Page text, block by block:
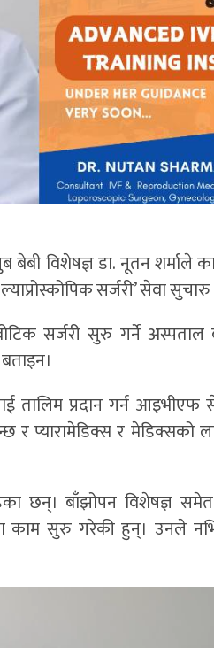
बेबी विशेषज्ञ डा. नूतन
सर्जरी’ सेवा
सर्जरी सुरु गर्ने
प्रदान गर्न आइभीएफ
र प्यारामेडिक्स र मेडिक्सको
छन्। बाँझोपन विशेषज्ञ
काम सुरु गरेकी हुन्। उनले